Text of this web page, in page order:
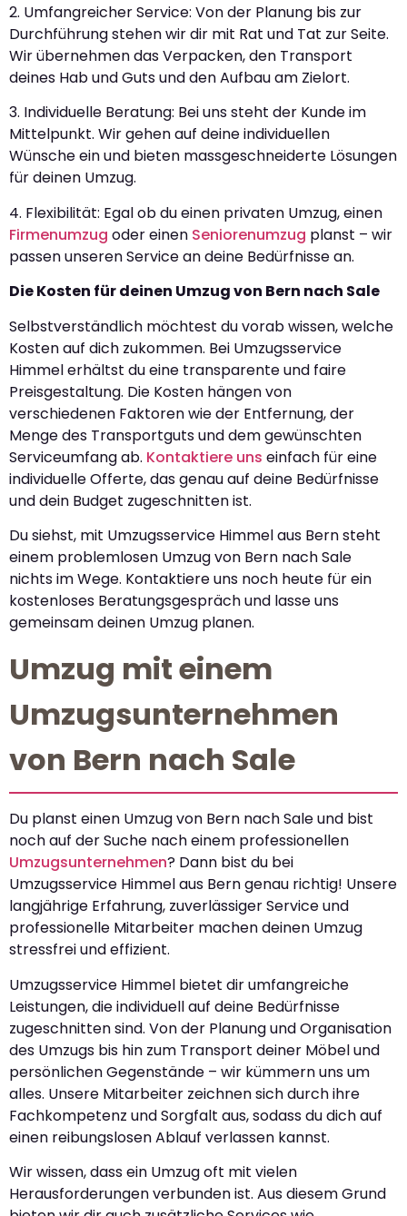
2. Umfangreicher Service: Von der Planung bis zur
Durchführung stehen wir dir mit Rat und Tat zur Seite.
Wir übernehmen das Verpacken, den Transport
deines Hab und Guts und den Aufbau am Zielort.
3. Individuelle Beratung: Bei uns steht der Kunde im
Mittelpunkt. Wir gehen auf deine individuellen
Wünsche ein und bieten massgeschneiderte Lösungen
für deinen Umzug.
4. Flexibilität: Egal ob du einen privaten Umzug, einen
Firmenumzug oder einen Seniorenumzug planst – wir
passen unseren Service an deine Bedürfnisse an.
Die Kosten für deinen Umzug von Bern nach Sale
Selbstverständlich möchtest du vorab wissen, welche
Kosten auf dich zukommen. Bei Umzugsservice
Himmel erhältst du eine transparente und faire
Preisgestaltung. Die Kosten hängen von
verschiedenen Faktoren wie der Entfernung, der
Menge des Transportguts und dem gewünschten
Serviceumfang ab. Kontaktiere uns einfach für eine
individuelle Offerte, das genau auf deine Bedürfnisse
und dein Budget zugeschnitten ist.
Du siehst, mit Umzugsservice Himmel aus Bern steht
einem problemlosen Umzug von Bern nach Sale
nichts im Wege. Kontaktiere uns noch heute für ein
kostenloses Beratungsgespräch und lasse uns
gemeinsam deinen Umzug planen.
Umzug mit einem
Umzugsunternehmen
von Bern nach Sale
Du planst einen Umzug von Bern nach Sale und bist
noch auf der Suche nach einem professionellen
Umzugsunternehmen? Dann bist du bei
Umzugsservice Himmel aus Bern genau richtig! Unsere
langjährige Erfahrung, zuverlässiger Service und
professionelle Mitarbeiter machen deinen Umzug
stressfrei und effizient.
Umzugsservice Himmel bietet dir umfangreiche
Leistungen, die individuell auf deine Bedürfnisse
zugeschnitten sind. Von der Planung und Organisation
des Umzugs bis hin zum Transport deiner Möbel und
persönlichen Gegenstände – wir kümmern uns um
alles. Unsere Mitarbeiter zeichnen sich durch ihre
Fachkompetenz und Sorgfalt aus, sodass du dich auf
einen reibungslosen Ablauf verlassen kannst.
Wir wissen, dass ein Umzug oft mit vielen
Herausforderungen verbunden ist. Aus diesem Grund